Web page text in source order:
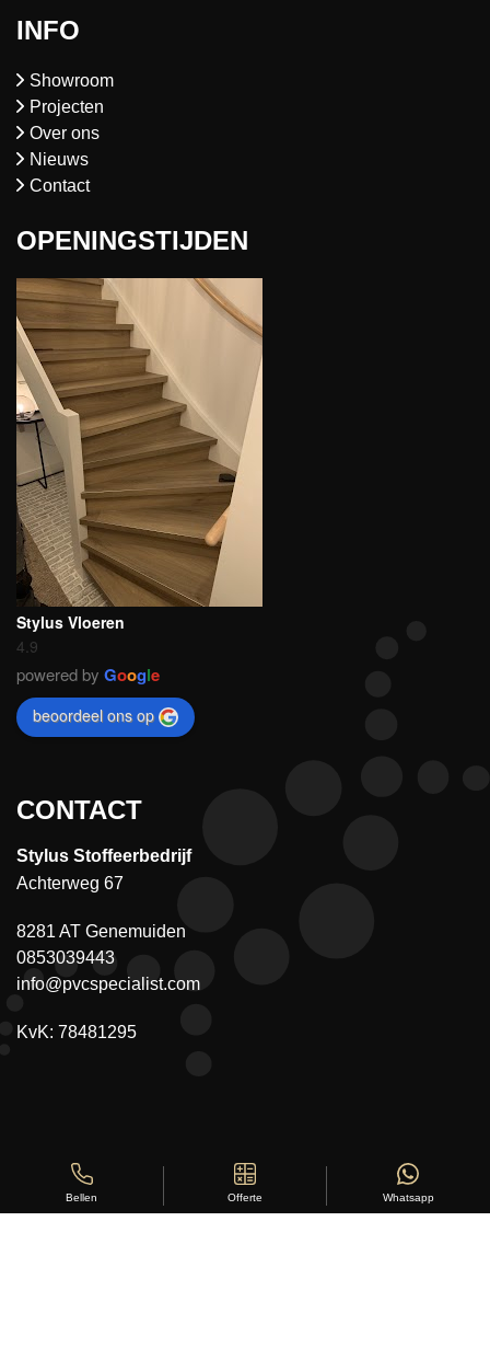
INFO
Showroom
Projecten
Over ons
Nieuws
Contact
OPENINGSTIJDEN
Stylus Vloeren
4.9
powered by Google
beoordeel ons op
CONTACT
Stylus Stoffeerbedrijf
Achterweg 67
8281 AT Genemuiden
0853039443
info@pvcspecialist.com
KvK: 78481295
Bellen Offerte Whatsapp